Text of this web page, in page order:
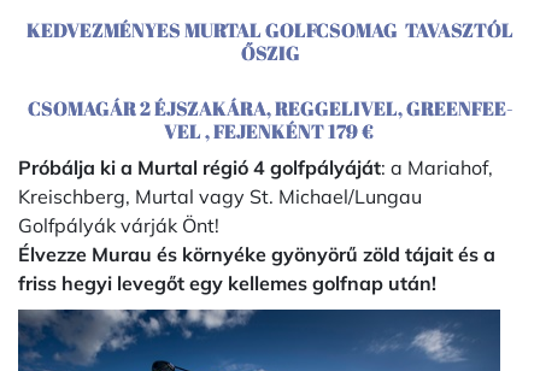
KEDVEZMÉNYES MURTAL GOLFCSOMAG TAVASZTÓL
ŐSZIG
CSOMAGÁR 2 ÉJSZAKÁRA, REGGELIVEL, GREENFEE-
VEL , FEJENKÉNT 179 €
Próbálja ki a Murtal régió 4 golfpályáját: a Mariahof,
Kreischberg, Murtal vagy St. Michael/Lungau
Golfpályák várják Önt!
Élvezze Murau és környéke gyönyörű zöld tájait és a
friss hegyi levegőt egy kellemes golfnap után!